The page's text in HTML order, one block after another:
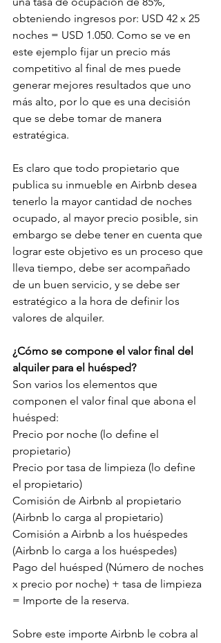
obteniendo ingresos por: USD 42 x 25
noches = USD 1.050. Como se ve en
este ejemplo fijar un precio más
competitivo al final de mes puede
generar mejores resultados que uno
más alto, por lo que es una decisión
que se debe tomar de manera
estratégica.
Es claro que todo propietario que
publica su inmueble en Airbnb desea
tenerlo la mayor cantidad de noches
ocupado, al mayor precio posible, sin
embargo se debe tener en cuenta que
lograr este objetivo es un proceso que
lleva tiempo, debe ser acompañado
de un buen servicio, y se debe ser
estratégico a la hora de definir los
valores de alquiler.
¿Cómo se compone el valor final del
alquiler para el huésped?
Son varios los elementos que
componen el valor final que abona el
huésped:
Precio por noche (lo define el
propietario)
Precio por tasa de limpieza (lo define
el propietario)
Comisión de Airbnb al propietario
(Airbnb lo carga al propietario)
Comisión a Airbnb a los huéspedes
(Airbnb lo carga a los huéspedes)
Pago del huésped (Número de noches
x precio por noche) + tasa de limpieza
= Importe de la reserva.
Sobre este importe Airbnb le cobra al